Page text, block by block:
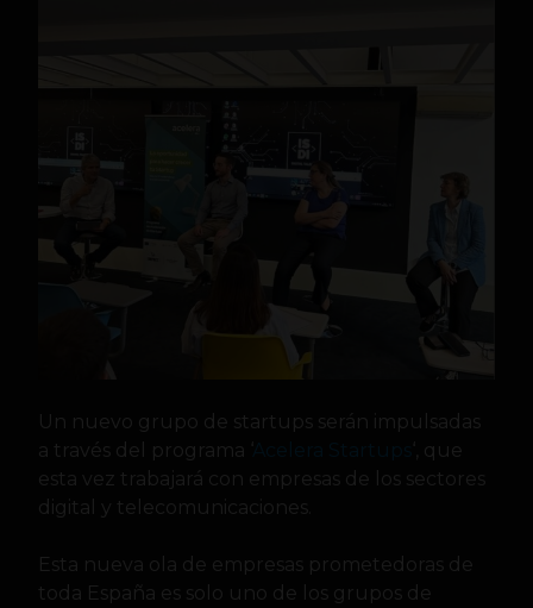
Un nuevo grupo de startups serán impulsadas
a través del programa ‘
‘, que
esta vez trabajará con empresas de los sectores
digital y telecomunicaciones.
Esta nueva ola de empresas prometedoras de
toda España es solo uno de los grupos de